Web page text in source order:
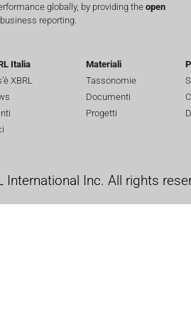
globally, by providing the open
reporting.
Italia
XBRL
Materiali
Tassonomie
Documenti
Progetti
Inc. All rights